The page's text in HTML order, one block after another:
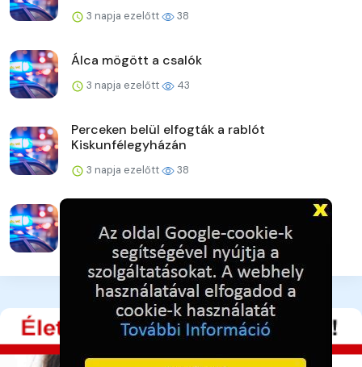
3 napja ezelőtt 38
Álca mögött a csalók
3 napja ezelőtt 43
Perceken belül elfogták a rablót
Kiskunfélegyházán
3 napja ezelőtt 38
3 napja ezelőtt 41